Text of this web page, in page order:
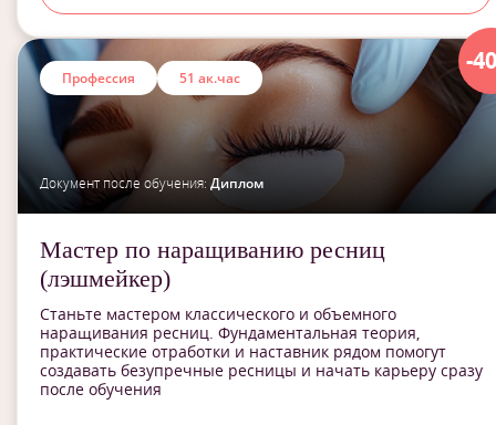
-
Профессия 51 ак.час
Документ после обучения: Диплом
Мастер по наращиванию ресниц
(лэшмейкер)
Станьте мастером классического и объемного
наращивания ресниц. Фундаментальная теория,
практические отработки и наставник рядом помогут
создавать безупречные ресницы и начать карьеру сразу
после обучения